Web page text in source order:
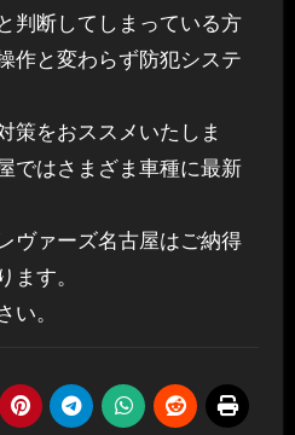
判断してしまっている方
作と変わらず防犯システ
策をおススメいたしま
ではさまざま車種に最新
ヴァーズ名古屋はご納得
ます。
い。